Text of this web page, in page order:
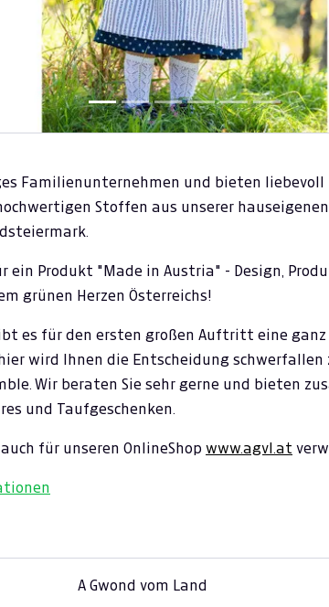
Familienunternehmen und bieten
Stoffen aus unserer
ein Produkt "Made in Austria" - Design,
grünen Herzen Österreichs!
es für den ersten großen Auftritt eine
wird Ihnen die Entscheidung
Wir beraten Sie sehr gerne und bieten
und Taufgeschenken.
für unseren OnlineShop www.agvl.at
A Gwond vom Land